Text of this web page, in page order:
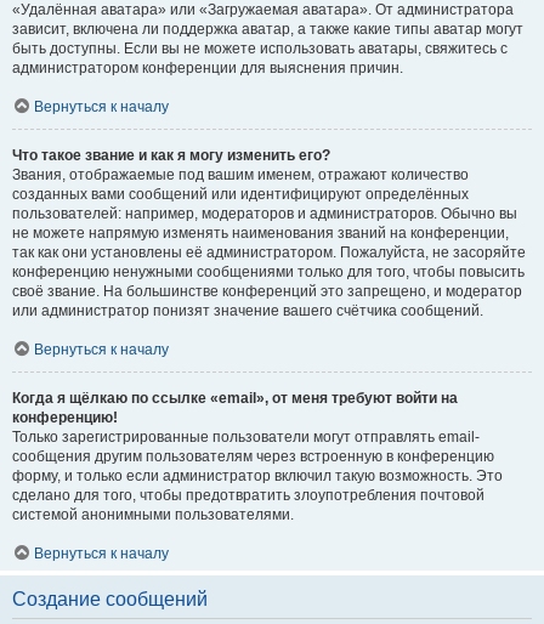
«Удалённая аватара» или «Загружаемая аватара». От администратора
зависит, включена ли поддержка аватар, а также какие типы аватар могут
быть доступны. Если вы не можете использовать аватары, свяжитесь с
администратором конференции для выяснения причин.
Вернуться к началу
Что такое звание и как я могу изменить его?
Звания, отображаемые под вашим именем, отражают количество
созданных вами сообщений или идентифицируют определённых
пользователей: например, модераторов и администраторов. Обычно вы
не можете напрямую изменять наименования званий на конференции,
так как они установлены её администратором. Пожалуйста, не засоряйте
конференцию ненужными сообщениями только для того, чтобы повысить
своё звание. На большинстве конференций это запрещено, и модератор
или администратор понизят значение вашего счётчика сообщений.
Вернуться к началу
Когда я щёлкаю по ссылке «email», от меня требуют войти на
конференцию!
Только зарегистрированные пользователи могут отправлять email-
сообщения другим пользователям через встроенную в конференцию
форму, и только если администратор включил такую возможность. Это
сделано для того, чтобы предотвратить злоупотребления почтовой
системой анонимными пользователями.
Вернуться к началу
Создание сообщений